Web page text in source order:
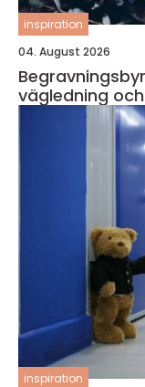
inspiration
04. August 2026
vägledning
inspiration